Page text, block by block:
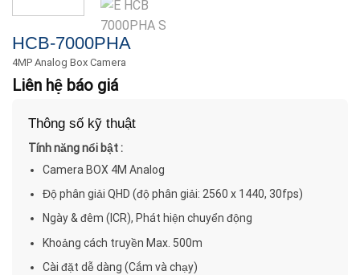
HCB-7000PHA
4MP Analog Box Camera
Liên hệ báo giá
Thông số kỹ thuật
Tính năng nổi bật :
Camera BOX 4M Analog
Độ phân giải QHD (độ phân giải: 2560 x 1440, 30fps)
Ngày & đêm (ICR), Phát hiện chuyển động
Khoảng cách truyền Max. 500m
Cài đặt dễ dàng (Cắm và chạy)